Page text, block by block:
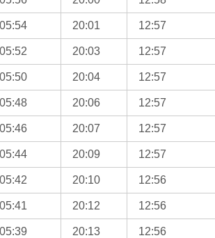
05:54 20:01 12:57
05:52 20:03 12:57
05:50 20:04 12:57
05:48 20:06 12:57
05:46 20:07 12:57
05:44 20:09 12:57
05:42 20:10 12:56
05:41 20:12 12:56
05:39 20:13 12:56